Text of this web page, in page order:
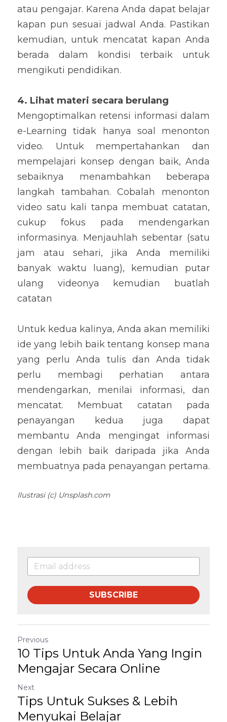
atau pengajar. Karena Anda dapat belajar
kapan pun sesuai jadwal Anda. Pastikan
kemudian, untuk mencatat kapan Anda
berada dalam kondisi terbaik untuk
mengikuti pendidikan.
4. Lihat materi secara berulang
Mengoptimalkan retensi informasi dalam
e-Learning tidak hanya soal menonton
video. Untuk mempertahankan dan
mempelajari konsep dengan baik, Anda
sebaiknya menambahkan beberapa
langkah tambahan. Cobalah menonton
video satu kali tanpa membuat catatan,
cukup fokus pada mendengarkan
informasinya. Menjauhlah sebentar (satu
jam atau sehari, jika Anda memiliki
banyak waktu luang), kemudian putar
ulang videonya kemudian buatlah
catatan
Untuk kedua kalinya, Anda akan memiliki
ide yang lebih baik tentang konsep mana
yang perlu Anda tulis dan Anda tidak
perlu membagi perhatian antara
mendengarkan, menilai informasi, dan
mencatat. Membuat catatan pada
penayangan kedua juga dapat
membantu Anda mengingat informasi
dengan lebih baik daripada jika Anda
membuatnya pada penayangan pertama.
Ilustrasi (c) Unsplash.com
SUBSCRIBE
Previous
10 Tips Untuk Anda Yang Ingin
Mengajar Secara Online
Next
Tips Untuk Sukses & Lebih
Menyukai Belajar